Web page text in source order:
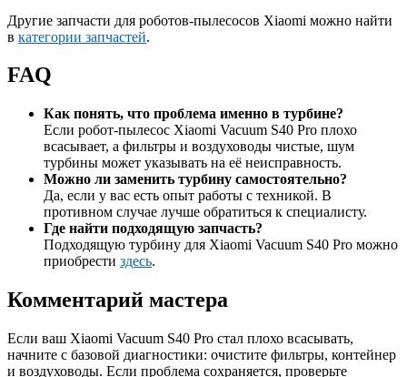
Другие запчасти для роботов-пылесосов Xiaomi можно найти
в категории запчастей.
FAQ
Как понять, что проблема именно в турбине?
Если робот-пылесос Xiaomi Vacuum S40 Pro плохо
всасывает, а фильтры и воздуховоды чистые, шум
турбины может указывать на её неисправность.
Можно ли заменить турбину самостоятельно?
Да, если у вас есть опыт работы с техникой. В
противном случае лучше обратиться к специалисту.
Где найти подходящую запчасть?
Подходящую турбину для Xiaomi Vacuum S40 Pro можно
приобрести здесь.
Комментарий мастера
Если ваш Xiaomi Vacuum S40 Pro стал плохо всасывать,
начните с базовой диагностики: очистите фильтры, контейнер
и воздуховоды. Если проблема сохраняется, проверьте